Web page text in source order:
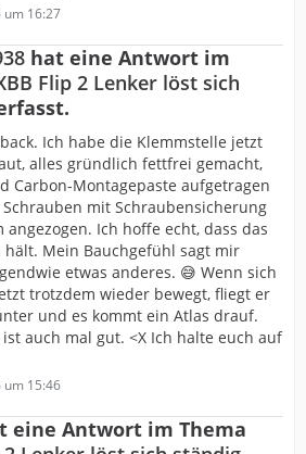
um 16:27
hat eine Antwort im
Flip 2 Lenker löst sich
Ich habe die Klemmstelle jetzt
alles gründlich fettfrei gemacht,
Carbon-Montagepaste aufgetragen
mit Schraubensicherung
angezogen. Ich hoffe echt, dass das
Mein Bauchgefühl sagt mir
etwas anderes. 😅 Wenn sich
trotzdem wieder bewegt, fliegt er
und es kommt ein Atlas drauf.
auch mal gut. <X Ich halte euch auf
um 15:46
eine Antwort im Thema